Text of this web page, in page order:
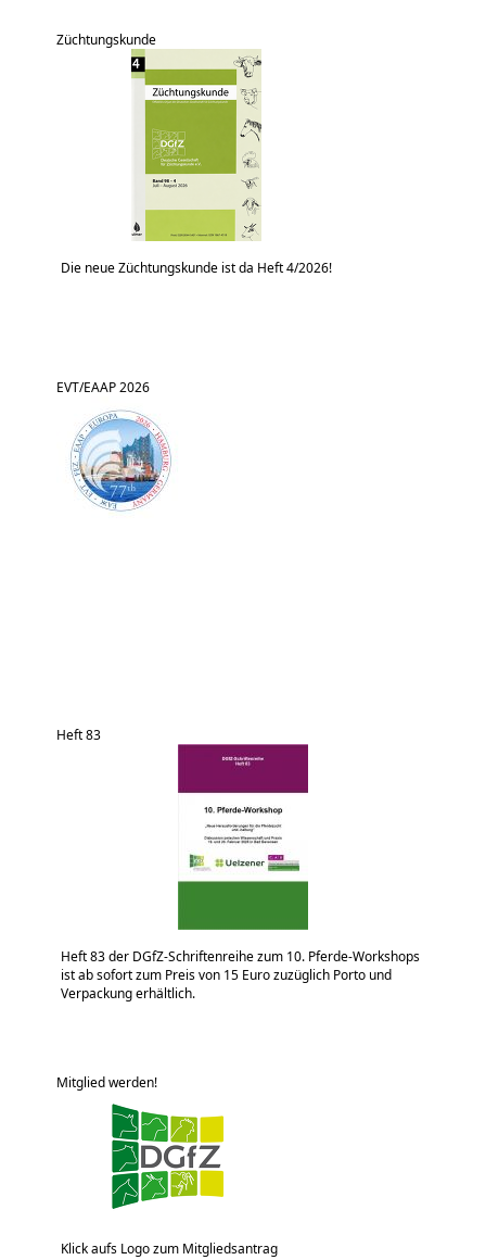
Züchtungskunde
Die neue Züchtungskunde ist da Heft 4/2026!
EVT/EAAP 2026
Heft 83
Heft 83 der DGfZ-Schriftenreihe zum 10. Pferde-Workshops
ist ab sofort zum Preis von 15 Euro zuzüglich Porto und
Verpackung erhältlich.
Mitglied werden!
Klick aufs Logo zum Mitgliedsantrag